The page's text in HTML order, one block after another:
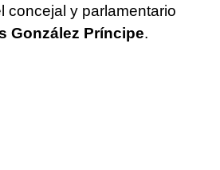
concejal y parlamentario
González Príncipe.